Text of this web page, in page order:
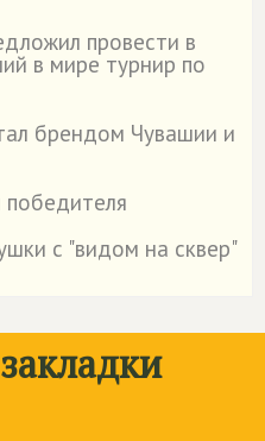
провести в
в мире турнир по
брендом Чувашии и
победителя
с "видом на сквер"